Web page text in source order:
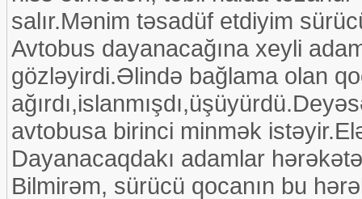
salır.Mənim təsadüf etdiyim
Avtobus dayanacağına xeyli
gözləyirdi.Əlində bağlama olan
avtobusa birinci minmək
Dayanacaqdakı adamlar
Bilmirəm, sürücü qocanın bu